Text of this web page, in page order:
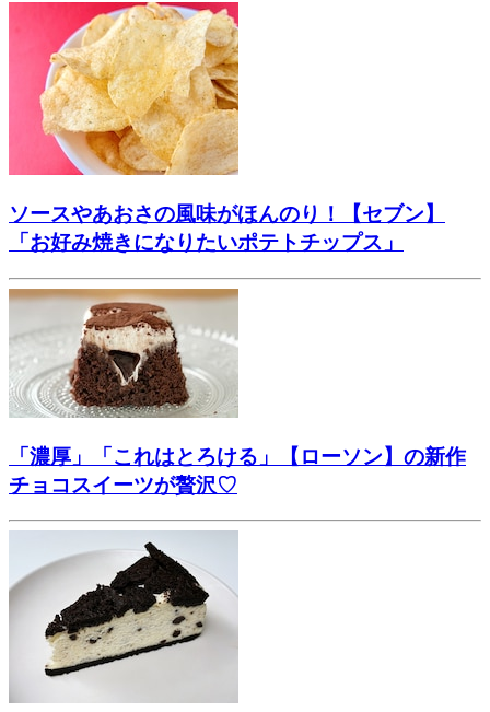
ソースやあおさの風味がほんのり！【セブン】
「お好み焼きになりたいポテトチップス」
「濃厚」「これはとろける」【ローソン】の新作
チョコスイーツが贅沢♡